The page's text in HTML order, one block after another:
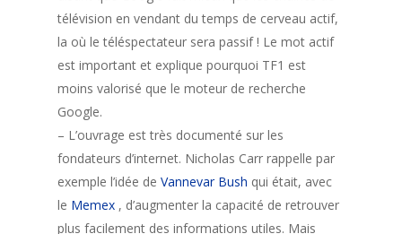
télévision en vendant du temps de cerveau actif,
la où le téléspectateur sera passif ! Le mot actif
est important et explique pourquoi TF1 est
moins valorisé que le moteur de recherche
Google.
– L’ouvrage est très documenté sur les
fondateurs d’internet. Nicholas Carr rappelle par
exemple l’idée de Vannevar Bush qui était, avec
le Memex , d’augmenter la capacité de retrouver
plus facilement des informations utiles. Mais